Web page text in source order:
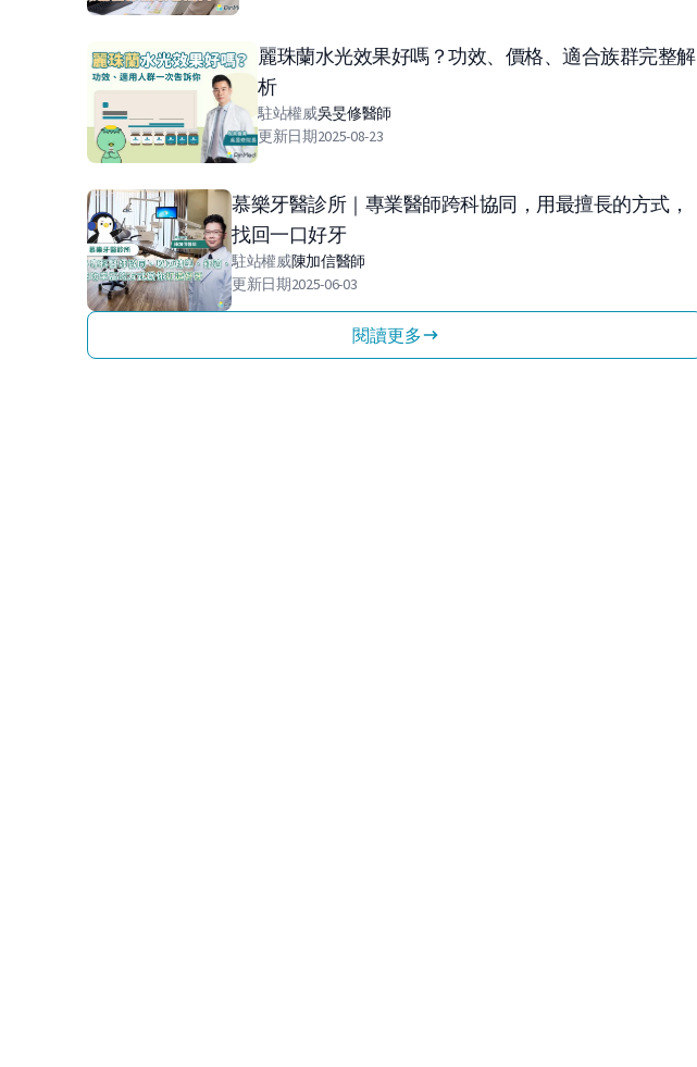
麗珠蘭水光效果好嗎？功效、價格、適合族群完整解
析
駐站權威吳旻修醫師
更新日期2025-08-23
慕樂牙醫診所｜專業醫師跨科協同，用最擅長的方式，
找回一口好牙
駐站權威陳加信醫師
更新日期2025-06-03
閱讀更多